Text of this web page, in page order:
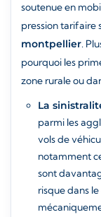
soutenue en
pression tarifaire
montpellier.
pourquoi les
zone rurale ou
La
parmi les
vols de
notamment
sont
risque dans